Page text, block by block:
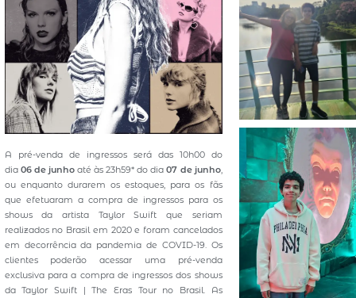
A pré-venda de ingressos será das 10h00 do
dia 06 de junho até às 23h59* do dia07 de junho,
ou enquanto durarem os estoques, para os fãs
que efetuaram a compra de ingressos para os
shows da artista Taylor Swift que seriam
realizados no Brasil em 2020 e foram cancelados
em decorrência da pandemia de COVID-19. Os
clientes poderão acessar uma pré-venda
exclusiva para a compra de ingressos dos shows
da Taylor Swift | The Eras Tour no Brasil. As